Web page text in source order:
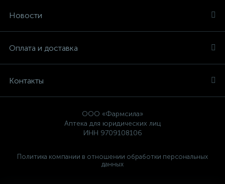
Новости
Оплата и доставка
Контакты
ООО «Фармсила»
Аптека для юридических лиц
ИНН 9709108106
Политика компании в отношении обработки персональных
данных